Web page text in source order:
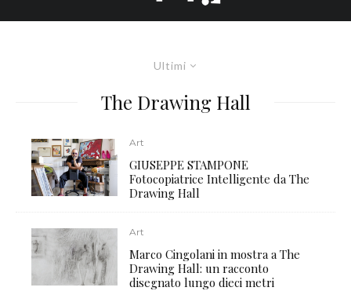
Ultimi
The Drawing Hall
Art
GIUSEPPE STAMPONE
Fotocopiatrice Intelligente da The
Drawing Hall
Art
Marco Cingolani in mostra a The
Drawing Hall: un racconto
disegnato lungo dieci metri